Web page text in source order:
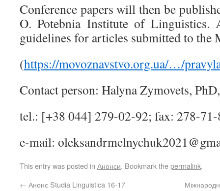
Conference papers will then be
O. Potebnia Institute of Linguistics.
guidelines for articles submitted to the
(https://movoznavstvo.org.ua/…/
Contact person: Halyna Zymovets,
tel.: [+38 044] 279-02-92; fax: 278-
e-mail:
This entry was posted in Анонси. Bookmark thepermalink.
← Анонс Studia Linguistica 16-17